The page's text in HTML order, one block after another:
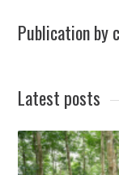
Publication by
Latest posts